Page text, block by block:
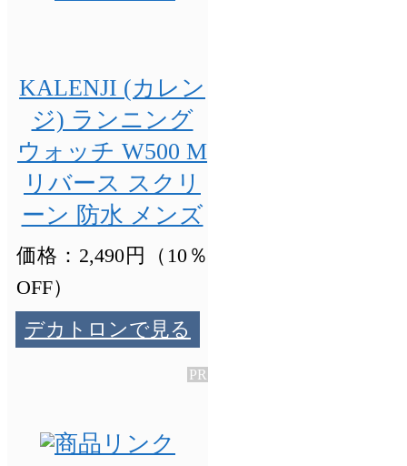
KALENJI (カレン
ジ) ランニング
ウォッチ W500 M
リバース スクリ
ーン 防水 メンズ
価格：2,490円（10％
OFF）
デカトロンで見る